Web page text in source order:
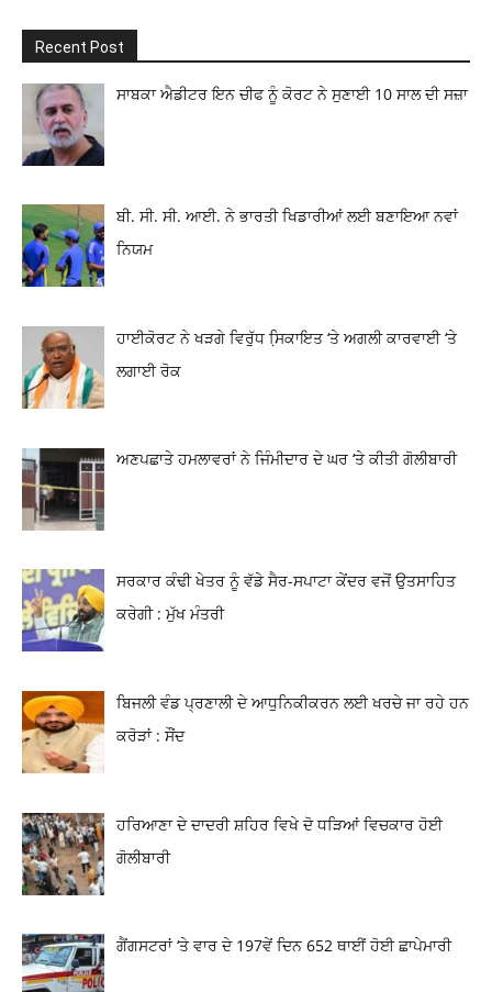
Recent Post
ਸਾਬਕਾ ਐਡੀਟਰ ਇਨ ਚੀਫ ਨੂੰ ਕੋਰਟ ਨੇ ਸੁਣਾਈ 10 ਸਾਲ ਦੀ ਸਜ਼ਾ
ਬੀ. ਸੀ. ਸੀ. ਆਈ. ਨੇ ਭਾਰਤੀ ਖਿਡਾਰੀਆਂ ਲਈ ਬਣਾਇਆ ਨਵਾਂ
ਨਿਯਮ
ਹਾਈਕੋਰਟ ਨੇ ਖੜਗੇ ਵਿਰੁੱਧ ਸਿ਼ਕਾਇਤ ‘ਤੇ ਅਗਲੀ ਕਾਰਵਾਈ ‘ਤੇ
ਲਗਾਈ ਰੋਕ
ਅਣਪਛਾਤੇ ਹਮਲਾਵਰਾਂ ਨੇ ਜਿੰਮੀਦਾਰ ਦੇ ਘਰ ‘ਤੇ ਕੀਤੀ ਗੋਲੀਬਾਰੀ
ਸਰਕਾਰ ਕੰਢੀ ਖੇਤਰ ਨੂੰ ਵੱਡੇ ਸੈਰ-ਸਪਾਟਾ ਕੇਂਦਰ ਵਜੋਂ ਉਤਸਾਹਿਤ
ਕਰੇਗੀ : ਮੁੱਖ ਮੰਤਰੀ
ਬਿਜਲੀ ਵੰਡ ਪ੍ਰਣਾਲੀ ਦੇ ਆਧੁਨਿਕੀਕਰਨ ਲਈ ਖਰਚੇ ਜਾ ਰਹੇ ਹਨ
ਕਰੋੜਾਂ : ਸੌਂਦ
ਹਰਿਆਣਾ ਦੇ ਦਾਦਰੀ ਸ਼ਹਿਰ ਵਿਖੇ ਦੋ ਧੜਿਆਂ ਵਿਚਕਾਰ ਹੋਈ
ਗੋਲੀਬਾਰੀ
ਗੈਂਗਸਟਰਾਂ ‘ਤੇ ਵਾਰ ਦੇ 197ਵੇਂ ਦਿਨ 652 ਥਾਈਂ ਹੋਈ ਛਾਪੇਮਾਰੀ